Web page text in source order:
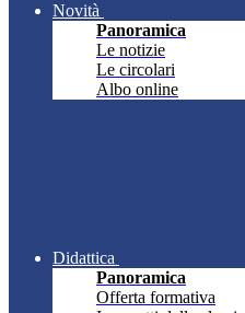
Novità
Panoramica
Le notizie
Le circolari
Albo online
Didattica
Panoramica
Offerta formativa